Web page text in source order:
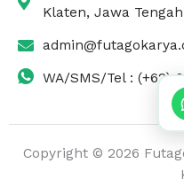
Klaten, Jawa Tengah
WA/SMS/Tel : (+62)
Copyright © 2026